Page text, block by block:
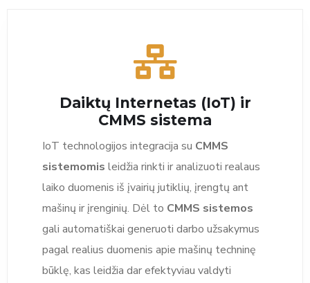
Daiktų Internetas (IoT) ir
CMMS sistema
IoT technologijos integracija su CMMS
sistemomis leidžia rinkti ir analizuoti realaus
laiko duomenis iš įvairių jutiklių, įrengtų ant
mašinų ir įrenginių. Dėl to CMMS sistemos
gali automatiškai generuoti darbo užsakymus
pagal realius duomenis apie mašinų techninę
būklę, kas leidžia dar efektyviau valdyti